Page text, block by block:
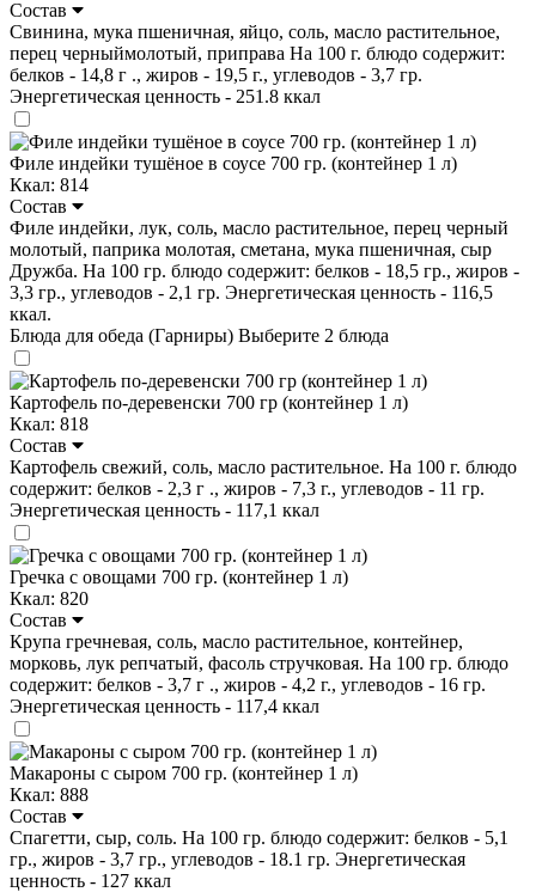
Состав
Свинина, мука пшеничная, яйцо, соль, масло растительное,
перец черныймолотый, приправа На 100 г. блюдо содержит:
белков - 14,8 г ., жиров - 19,5 г., углеводов - 3,7 гр.
Энергетическая ценность - 251.8 ккал
Филе индейки тушёное в соусе 700 гр. (контейнер 1 л)
Ккал: 814
Состав
Филе индейки, лук, соль, масло растительное, перец черный
молотый, паприка молотая, сметана, мука пшеничная, сыр
Дружба. На 100 гр. блюдо содержит: белков - 18,5 гр., жиров -
3,3 гр., углеводов - 2,1 гр. Энергетическая ценность - 116,5
ккал.
Блюда для обеда (Гарниры) Выберите 2 блюда
Картофель по-деревенски 700 гр (контейнер 1 л)
Ккал: 818
Состав
Картофель свежий, соль, масло растительное. На 100 г. блюдо
содержит: белков - 2,3 г ., жиров - 7,3 г., углеводов - 11 гр.
Энергетическая ценность - 117,1 ккал
Гречка с овощами 700 гр. (контейнер 1 л)
Ккал: 820
Состав
Крупа гречневая, соль, масло растительное, контейнер,
морковь, лук репчатый, фасоль стручковая. На 100 гр. блюдо
содержит: белков - 3,7 г ., жиров - 4,2 г., углеводов - 16 гр.
Энергетическая ценность - 117,4 ккал
Макароны с сыром 700 гр. (контейнер 1 л)
Ккал: 888
Состав
Спагетти, сыр, соль. На 100 гр. блюдо содержит: белков - 5,1
гр., жиров - 3,7 гр., углеводов - 18.1 гр. Энергетическая
ценность - 127 ккал